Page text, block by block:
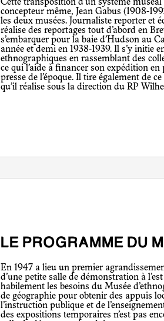
Cette transposition d’un système
concepteur même, Jean Gabus (1908-
les deux musées. Journaliste reporter et
réalise des reportages tout d’abord en
s’embarquer pour la baie d’Hudson au
année et demi en 1938-1939. Il s’y initie
ethnographiques en rassemblant des
ce qui l’aide à financer son expédition
presse de l’époque. Il tire également de
qu’il réalise sous la direction du RP
LE PROGRAMME DU
En 1947 a lieu un premier agrandissement avec la construction d’un auditoire et
d’une petite salle de démonstration à
habilement les besoins du Musée
de géographie pour obtenir des appuis
l’instruction publique et de
des expositions temporaires n’est pas